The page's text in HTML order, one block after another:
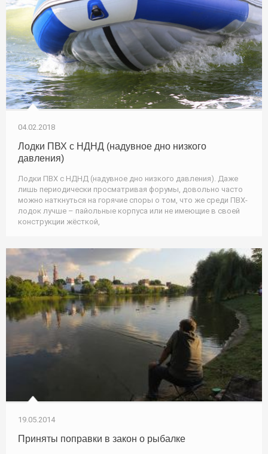
04.02.2018
Лодки ПВХ с НДНД (надувное дно низкого
давления)
Лодки ПВХ с НДНД (надувное дно низкого давления). Даже
лишь периодически просматривая форумы, довольно часто
можно наткнуться на горячие споры о том, что же среди ПВХ-
лодок лучше – пайольные корпуса или не имеющие в своей
конструкции жёсткой,
19.05.2014
Приняты поправки в закон о рыбалке